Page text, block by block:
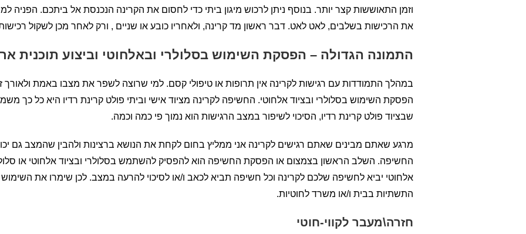
וזמן התאוששות קצר יותר. בנוסף ניתן לרכוש מיגון ביתי כדי לחסום את הקרינה הנכנסת אל ביתכם. הפניה
את הרכישות בשלבים, לאט לאט. דבר ראשון מד קרינה, ולאחריו כובע או שניים , ורק לאחר מכן לשקול רכישות
התמונה הגדולה – הפסקת השימוש בסלולרי ובאלחוטי וביצוע תוכנית
במהלך התמודדות עם רגישות לקרינה אין תרופות או טיפולי קסם. למי שרוצה לשפר את מצבו באמת ולאורך
הפסקת השימוש בסלולרי ובציוד אלחוטי. החשיפה לקרינה מציוד אישי וביתי פולט קרינת רדיו היא כל כך
שבציוד פולט קרינת רדיו, הסיכוי לשיפור במצב הרגישות הוא נמוך פי כמה וכמה.
מרגע שאתם מבינים שאתם רגישים לקרינה אני ממליץ בחום לקחת את הנושא ברצינות ולהבין שהמצב גם
החשיפה. השלב הראשון בצמצום או הפסקת החשיפה הוא להפסיק להשתמש בסלולרי ובציוד אלחוטי או
אלחוטי יביא לחשיפה שלכם לקרינה וכל חשיפה תביא לכאב ו/או לסיכוי להרעה במצב. לכן שימרו את
התשתיות בבית ו/או משרד לחוטיות.
חזרה\מעבר לקווי-חוטי